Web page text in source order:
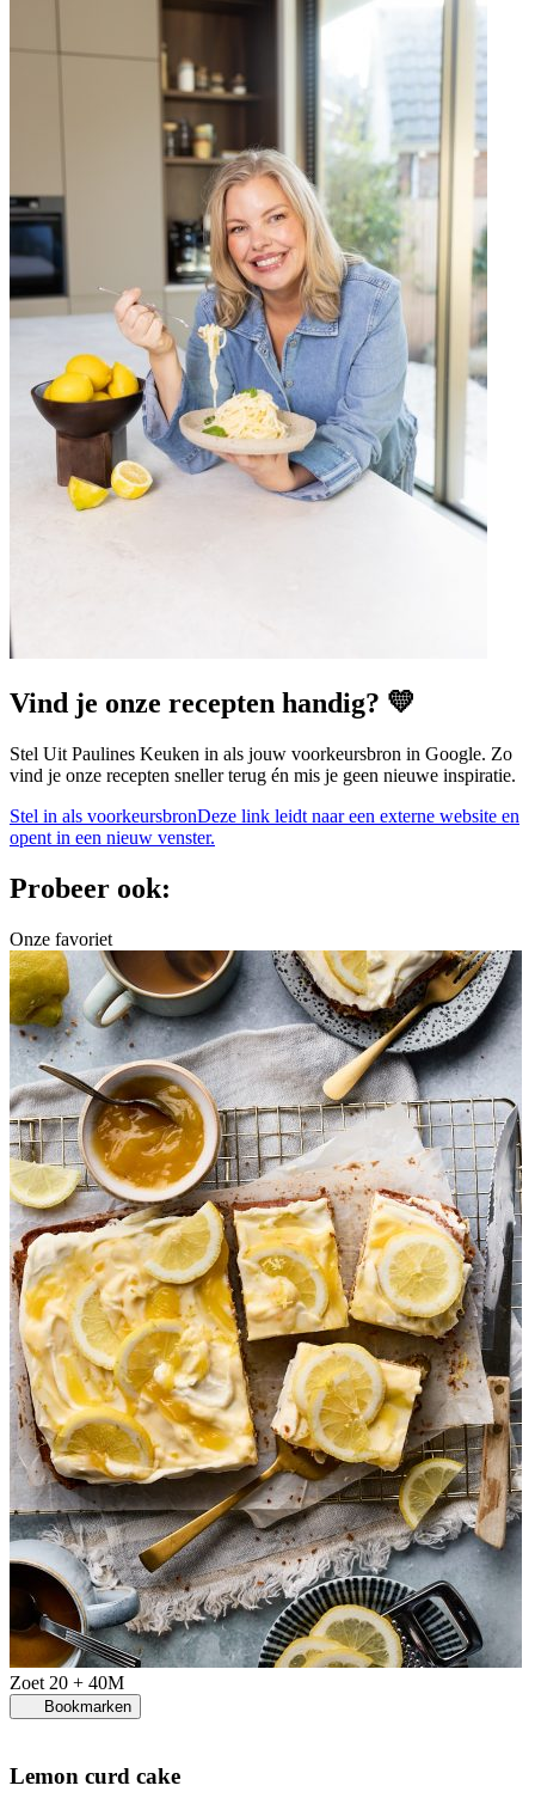
Vind je onze recepten handig? 💛
Stel Uit Paulines Keuken in als jouw voorkeursbron in Google. Zo
vind je onze recepten sneller terug én mis je geen nieuwe inspiratie.
Stel in als voorkeursbronDeze link leidt naar een externe website en
opent in een nieuw venster.
Probeer ook:
Onze favoriet
Zoet 20 + 40M
Bookmarken
Lemon curd cake